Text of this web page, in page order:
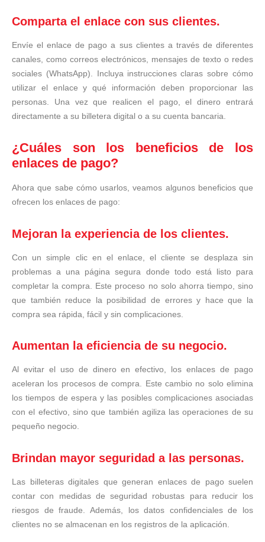
Comparta el enlace con sus clientes.
Envíe el enlace de pago a sus clientes a través de diferentes
canales, como correos electrónicos, mensajes de texto o redes
sociales (WhatsApp). Incluya instrucciones claras sobre cómo
utilizar el enlace y qué información deben proporcionar las
personas. Una vez que realicen el pago, el dinero entrará
directamente a su billetera digital o a su cuenta bancaria.
¿Cuáles son los beneficios de los
enlaces de pago?
Ahora que sabe cómo usarlos, veamos algunos beneficios que
ofrecen los enlaces de pago:
Mejoran la experiencia de los clientes.
Con un simple clic en el enlace, el cliente se desplaza sin
problemas a una página segura donde todo está listo para
completar la compra. Este proceso no solo ahorra tiempo, sino
que también reduce la posibilidad de errores y hace que la
compra sea rápida, fácil y sin complicaciones.
Aumentan la eficiencia de su negocio.
Al evitar el uso de dinero en efectivo, los enlaces de pago
aceleran los procesos de compra. Este cambio no solo elimina
los tiempos de espera y las posibles complicaciones asociadas
con el efectivo, sino que también agiliza las operaciones de su
pequeño negocio.
Brindan mayor seguridad a las personas.
Las billeteras digitales que generan enlaces de pago suelen
contar con medidas de seguridad robustas para reducir los
riesgos de fraude. Además, los datos confidenciales de los
clientes no se almacenan en los registros de la aplicación.